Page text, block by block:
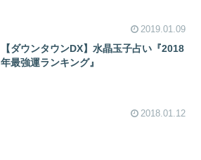
2019.01.09
【ダウンタウンDX】水晶玉子占い『2018
年最強運ランキング』
2018.01.12